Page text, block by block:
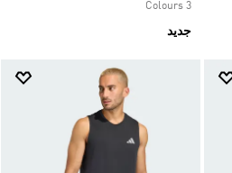
3 Colours
جديد